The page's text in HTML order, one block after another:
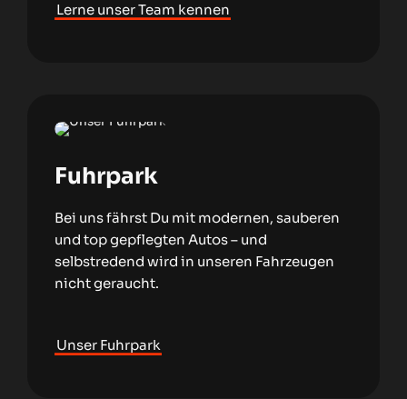
Lerne unser Team kennen
Fuhrpark
Bei uns fährst Du mit modernen, sauberen
und top gepflegten Autos – und
selbstredend wird in unseren Fahrzeugen
nicht geraucht.
Unser Fuhrpark